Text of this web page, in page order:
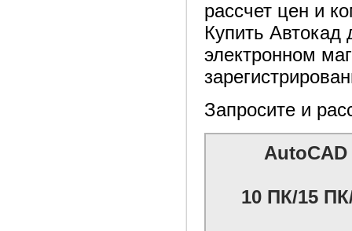
рассчет цен и
Купить
электронном
Запросите и
10 ПК/15